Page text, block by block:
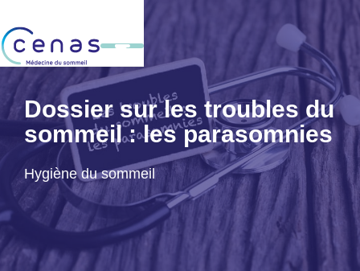
Dossier sur les troubles du
sommeil : les parasomnies
Hygiène du sommeil